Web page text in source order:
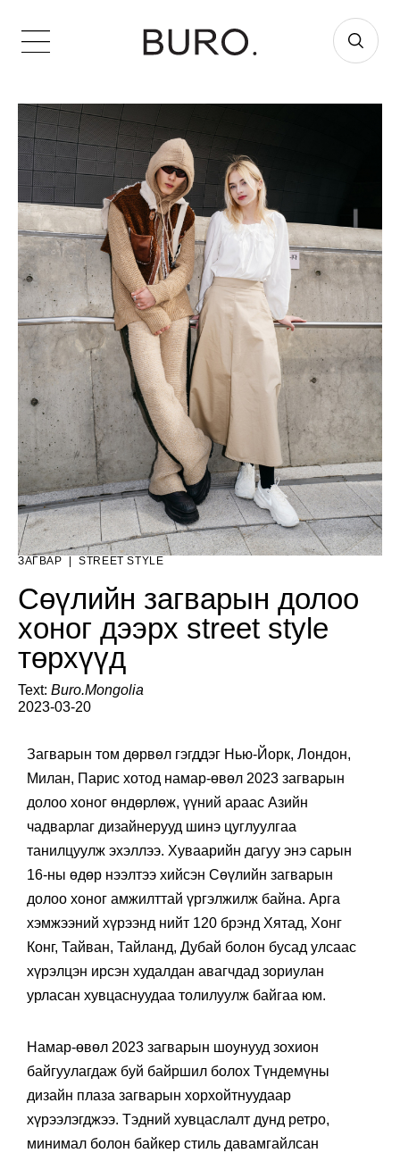
ЗАГВАР STREET STYLE
Сөүлийн загварын долоо
хоног дээрх street style
төрхүүд
Text: Buro.Mongolia
2023-03-20
Загварын том дөрвөл гэгддэг Нью-Йорк, Лондон,
Милан, Парис хотод намар-өвөл 2023 загварын
долоо хоног өндөрлөж, үүний араас Азийн
чадварлаг дизайнерууд шинэ цуглуулгаа
танилцуулж эхэллээ. Хуваарийн дагуу энэ сарын
16-ны өдөр нээлтээ хийсэн Сөүлийн загварын
долоо хоног амжилттай үргэлжилж байна. Арга
хэмжээний хүрээнд нийт 120 брэнд Хятад, Хонг
Конг, Тайван, Тайланд, Дубай болон бусад улсаас
хүрэлцэн ирсэн худалдан авагчдад зориулан
урласан хувцаснуудаа толилуулж байгаа юм.
Намар-өвөл 2023 загварын шоунууд зохион
байгуулагдаж буй байршил болох Түндемүны
дизайн плаза загварын хорхойтнуудаар
хүрээлэгджээ. Тэдний хувцаслалт дунд ретро,
минимал болон байкер стиль давамгайлсан